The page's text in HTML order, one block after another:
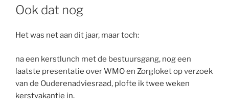
OP
Ook dat nog
Het was net aan dit jaar, maar toch:
na een kerstlunch met de bestuursgang, nog een
laatste presentatie over WMO en Zorgloket op verzoek
van de Ouderenadviesraad, plofte ik twee weken
kerstvakantie in.